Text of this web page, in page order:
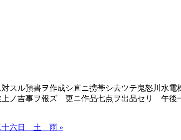
スル預書ヲ作成シ直ニ携帯シ去ツテ鬼怒川水
ノ吉事ヲ報ズ 更ニ作品七点ヲ出品セリ 午
十六日 土 雨 »